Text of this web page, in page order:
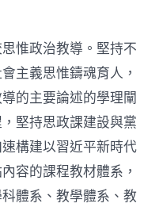
惟政治教導。堅持不
主義思惟鑄魂育人，
的主要論述的學理闡
堅持思政課建設與黨
構建以習近平新時代
容的課程教材體系，
體系、教學體系、教